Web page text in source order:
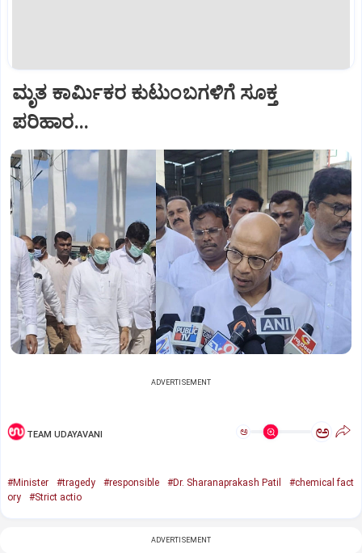
ಮೃತ ಕಾರ್ಮಿಕರ ಕುಟುಂಬಗಳಿಗೆ ಸೂಕ್ತ
ಪರಿಹಾರ...
ADVERTISEMENT
TEAM UDAYAVANI ಅ ಅ
#Minister #tragedy #responsible #Dr. Sharanaprakash Patil
#chemical fact
ory
#Strict actio
ADVERTISEMENT